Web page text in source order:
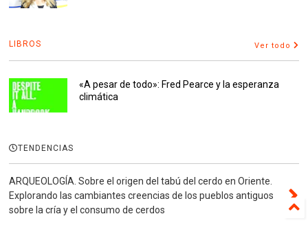
LIBROS Ver todo
«A pesar de todo»: Fred Pearce y la esperanza
climática
TENDENCIAS
ARQUEOLOGÍA. Sobre el origen del tabú del cerdo en Oriente.
Explorando las cambiantes creencias de los pueblos antiguos
sobre la cría y el consumo de cerdos